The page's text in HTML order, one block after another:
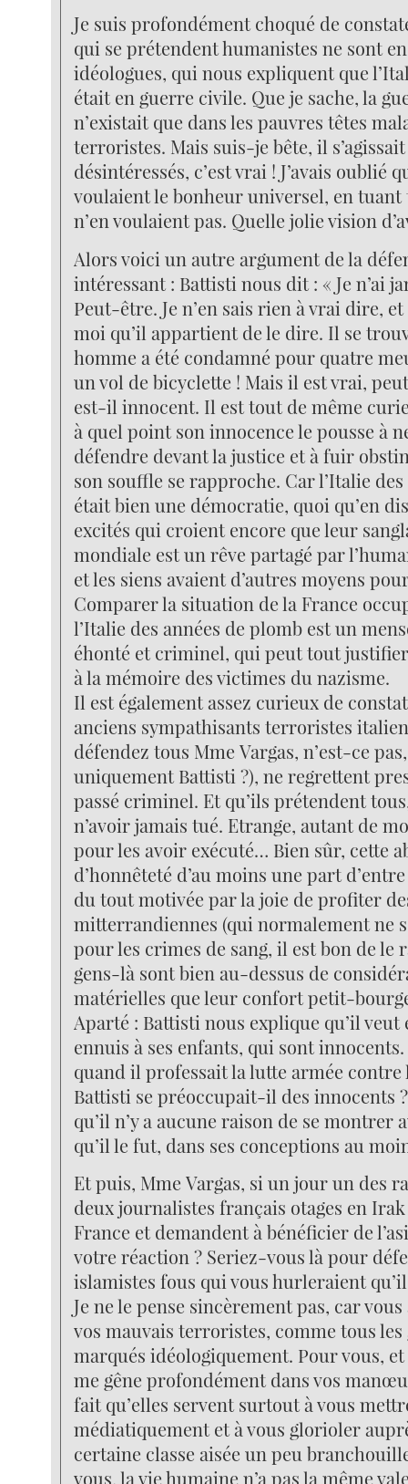
Je suis profondément choqué de
qui se prétendent humanistes ne sont
idéologues, qui nous expliquent que
était en guerre civile. Que je sache, la
n’existait que dans les pauvres têtes
terroristes. Mais suis-je bête, il
désintéressés, c’est vrai ! J’avais oublié
voulaient le bonheur universel, en tuant
n’en voulaient pas. Quelle jolie vision
Alors voici un autre argument de la
intéressant : Battisti nous dit : « Je n’ai
Peut-être. Je n’en sais rien à vrai dire, et
moi qu’il appartient de le dire. Il se
homme a été condamné pour quatre
un vol de bicyclette ! Mais il est vrai,
est-il innocent. Il est tout de même
à quel point son innocence le pousse à
défendre devant la justice et à fuir
son souffle se rapproche. Car l’Italie des
était bien une démocratie, quoi qu’en
excités qui croient encore que leur
mondiale est un rêve partagé par
et les siens avaient d’autres moyens
Comparer la situation de la France
l’Italie des années de plomb est un
éhonté et criminel, qui peut tout
à la mémoire des victimes du nazisme.
Il est également assez curieux de
anciens sympathisants terroristes
défendez tous Mme Vargas, n’est-ce
uniquement Battisti ?), ne regrettent
passé criminel. Et qu’ils prétendent
n’avoir jamais tué. Etrange, autant de
pour les avoir exécuté… Bien sûr, cette
d’honnêteté d’au moins une part
du tout motivée par la joie de profiter
mitterrandiennes (qui normalement ne
pour les crimes de sang, il est bon de le
gens-là sont bien au-dessus de
matérielles que leur confort petit-
Aparté : Battisti nous explique qu’il
ennuis à ses enfants, qui sont
quand il professait la lutte armée contre
Battisti se préoccupait-il des innocents
qu’il n’y a aucune raison de se montrer
qu’il le fut, dans ses conceptions au
Et puis, Mme Vargas, si un jour un des
deux journalistes français otages en
France et demandent à bénéficier de
votre réaction ? Seriez-vous là pour
islamistes fous qui vous hurleraient
Je ne le pense sincèrement pas, car
vos mauvais terroristes, comme tous
marqués idéologiquement. Pour vous, et
me gêne profondément dans vos
fait qu’elles servent surtout à vous
médiatiquement et à vous glorioler
certaine classe aisée un peu
vous, la vie humaine n’a pas la même